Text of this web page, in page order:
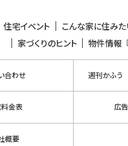
住宅イベント こんな家に住みた
家づくりのヒント
物件情報
合わせ 週刊かふう
金表 広
概要